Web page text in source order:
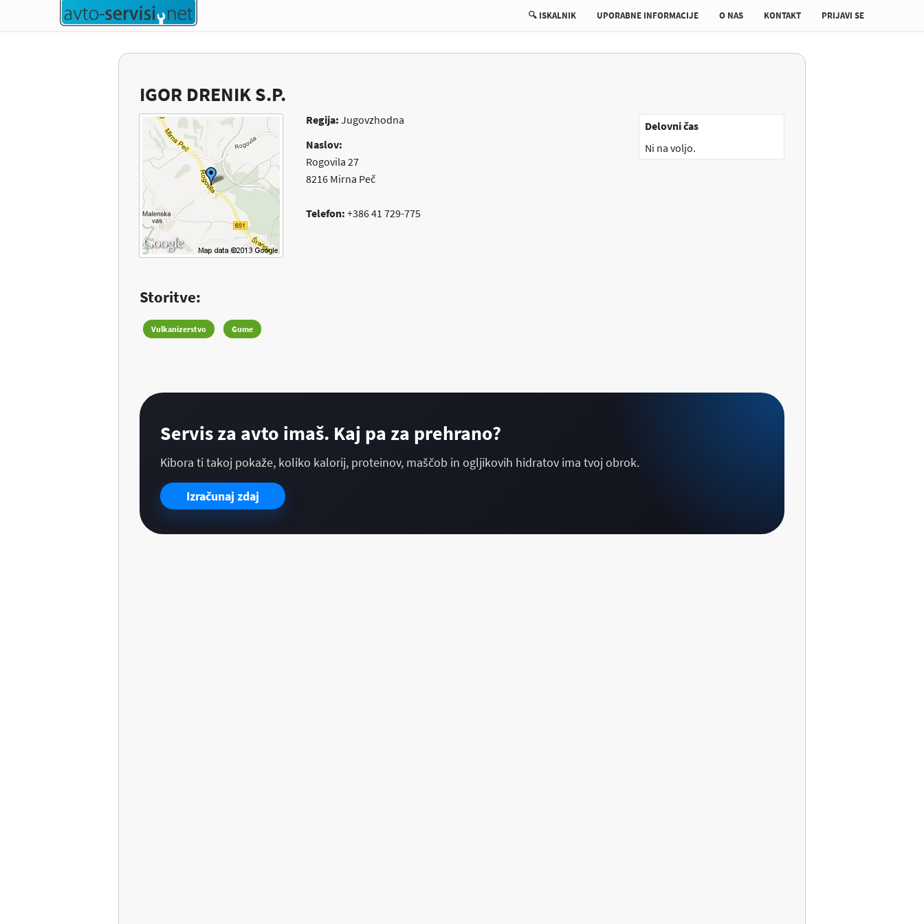
🔍 ISKALNIK UPORABNE INFORMACIJE O NAS KONTAKT PRIJAVI SE
IGOR DRENIK S.P.
Regija: Jugovzhodna
Naslov:
Rogovila 27
8216 Mirna Peč
Telefon: +386 41 729-775
Delovni čas
Ni na voljo.
Storitve:
Vulkanizerstvo Gume
Servis za avto imaš. Kaj pa za prehrano?
Kibora ti takoj pokaže, koliko kalorij, proteinov, maščob in ogljikovih hidratov ima tvoj obrok.
Izračunaj zdaj